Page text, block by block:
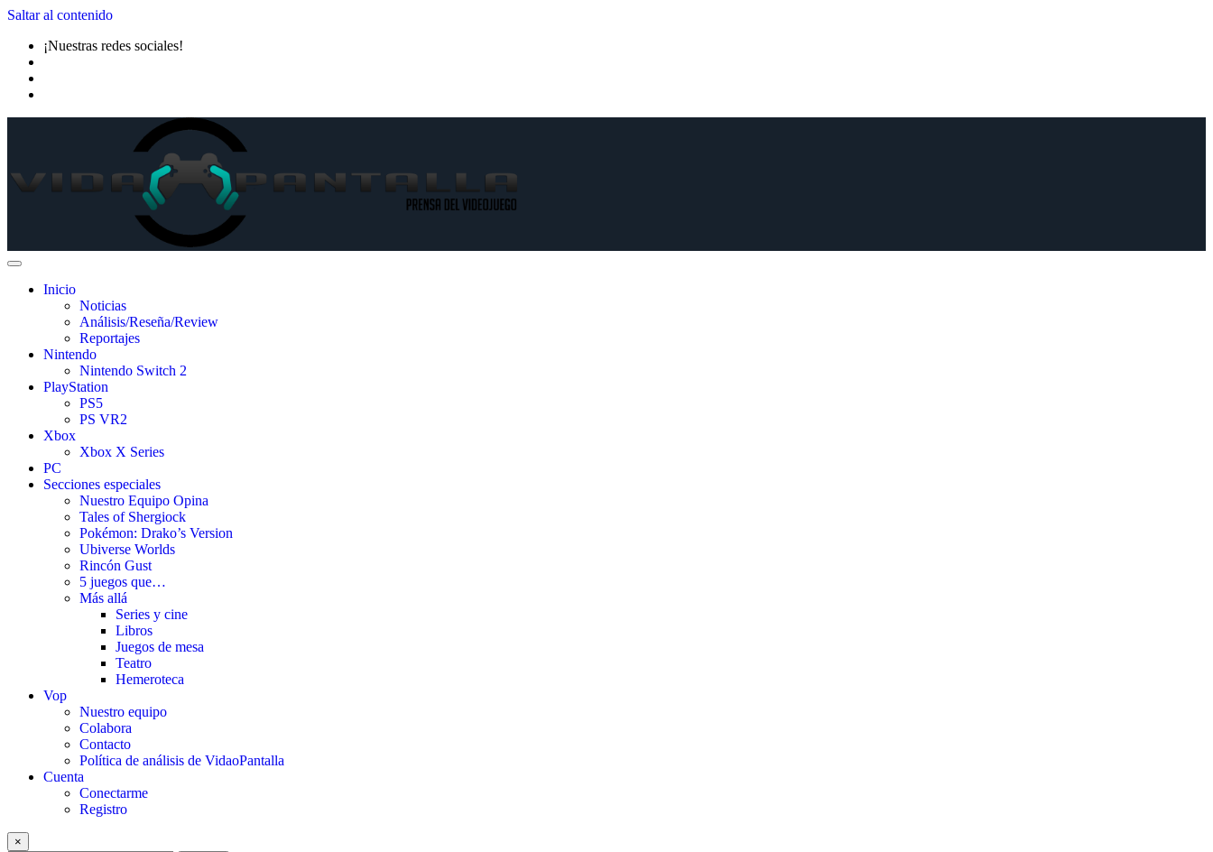
Saltar al contenido
¡Nuestras redes sociales!
Inicio
Noticias
Análisis/Reseña/Review
Reportajes
Nintendo
Nintendo Switch 2
PlayStation
PS5
PS VR2
Xbox
Xbox X Series
PC
Secciones especiales
Nuestro Equipo Opina
Tales of Shergiock
Pokémon: Drako’s Version
Ubiverse Worlds
Rincón Gust
5 juegos que…
Más allá
Series y cine
Libros
Juegos de mesa
Teatro
Hemeroteca
Vop
Nuestro equipo
Colabora
Contacto
Política de análisis de VidaoPantalla
Cuenta
Conectarme
Registro
×